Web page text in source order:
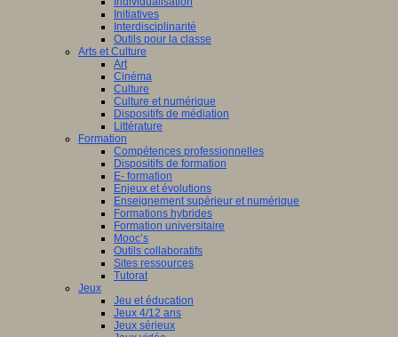
Initiatives
Interdisciplinarité
Outils pour la classe
Arts et Culture
Art
Cinéma
Culture
Culture et numérique
Dispositifs de médiation
Littérature
Formation
Compétences professionnelles
Dispositifs de formation
E- formation
Enjeux et évolutions
Enseignement supérieur et numérique
Formations hybrides
Formation universitaire
Mooc’s
Outils collaboratifs
Sites ressources
Tutorat
Jeux
Jeu et éducation
Jeux 4/12 ans
Jeux sérieux